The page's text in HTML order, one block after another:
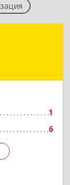
1
6
Уральский